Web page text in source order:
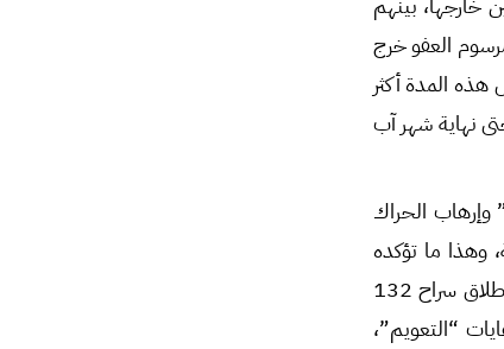
مرسوم العفو خرج
هذه المدة أكثر
العفو وحتى نهاية شهر آب
وإرهاب الحراك
وهذا ما تؤكده
النتائج، إذ لم تسهم جميع المراسيم الصادرة منذ بدء الثورة السورية (والبالغ عددها 23)، في إطلاق سراح 132
“التعويم”،